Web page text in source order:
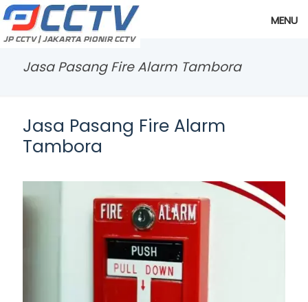
MENU
Jasa Pasang Fire Alarm Tambora
Jasa Pasang Fire Alarm
Tambora